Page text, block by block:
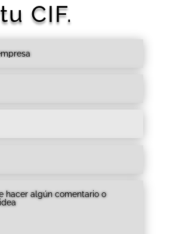
tu CIF.